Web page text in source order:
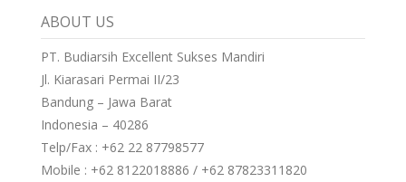
ABOUT US
PT. Budiarsih Excellent Sukses Mandiri
Jl. Kiarasari Permai II/23
Bandung – Jawa Barat
Indonesia – 40286
Telp/Fax : +62 22 87798577
Mobile : +62 8122018886 / +62 87823311820